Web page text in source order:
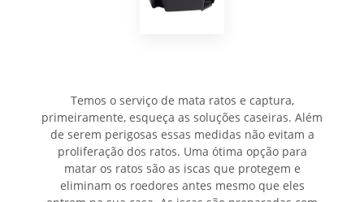
Temos o serviço de mata ratos e captura,
primeiramente, esqueça as soluções caseiras. Além
de serem perigosas essas medidas não evitam a
proliferação dos ratos. Uma ótima opção para
matar os ratos são as iscas que protegem e
eliminam os roedores antes mesmo que eles